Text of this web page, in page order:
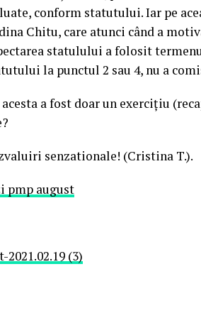
conform statutului. Iar pe
Chitu, care atunci când a
statulului a folosit
la punctul 2 sau 4, nu a
a fost doar un exercițiu
senzationale! (Cristina T.).
pmp august
(3)